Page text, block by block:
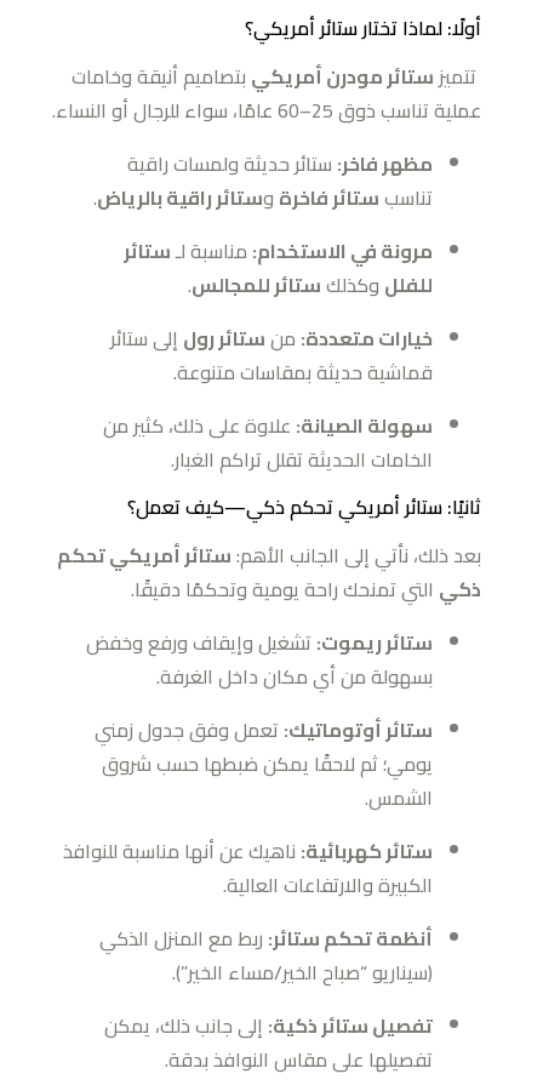
أولًا: لماذا تختار ستائر أمريكي؟
تتميز ستائر مودرن أمريكي بتصاميم أنيقة وخامات
عملية تناسب ذوق 25–60 عامًا، سواء للرجال أو النساء.
مظهر فاخر: ستائر حديثة ولمسات راقية
تناسبستائر فاخرة وستائر راقية بالرياض.
مرونة في الاستخدام: مناسبة لـستائر
للفلل وكذلكستائر للمجالس.
خيارات متعددة: منستائر رول إلى ستائر
قماشية حديثة بمقاسات متنوعة.
سهولة الصيانة: علاوة على ذلك، كثير من
الخامات الحديثة تقلل تراكم الغبار.
ثانيًا: ستائر أمريكي تحكم ذكي—كيف تعمل؟
بعد ذلك، نأتي إلى الجانب الأهم:ستائر أمريكي تحكم
ذكي التي تمنحك راحة يومية وتحكمًا دقيقًا.
ستائر ريموت: تشغيل وإيقاف ورفع وخفض
بسهولة من أي مكان داخل الغرفة.
ستائر أوتوماتيك: تعمل وفق جدول زمني
يومي؛ ثم لاحقًا يمكن ضبطها حسب شروق
الشمس.
ستائر كهربائية: ناهيك عن أنها مناسبة للنوافذ
الكبيرة والارتفاعات العالية.
أنظمة تحكم ستائر: ربط مع المنزل الذكي
(سيناريو “صباح الخير/مساء الخير”).
تفصيل ستائر ذكية: إلى جانب ذلك، يمكن
تفصيلها على مقاس النوافذ بدقة.